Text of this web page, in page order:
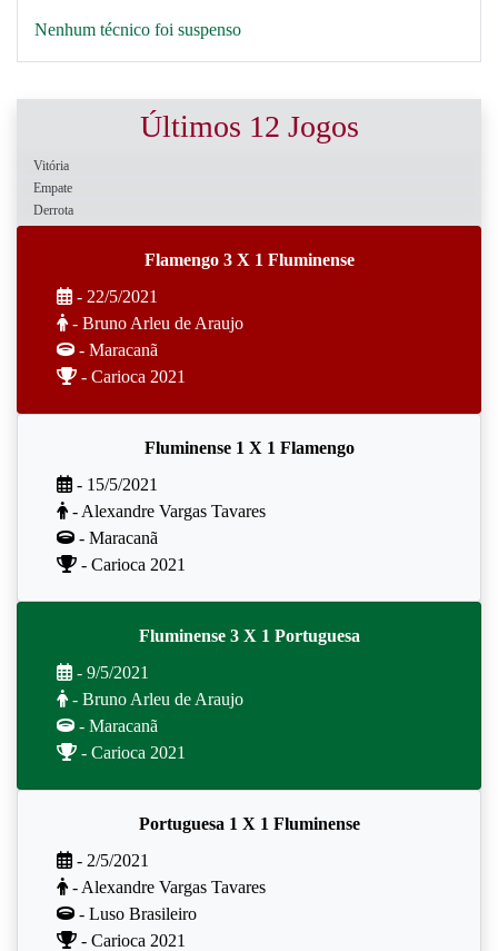
Nenhum técnico foi suspenso
Últimos 12 Jogos
Vitória
Empate
Derrota
Flamengo 3 X 1 Fluminense
- 22/5/2021
- Bruno Arleu de Araujo
- Maracanã
- Carioca 2021
Fluminense 1 X 1 Flamengo
- 15/5/2021
- Alexandre Vargas Tavares
- Maracanã
- Carioca 2021
Fluminense 3 X 1 Portuguesa
- 9/5/2021
- Bruno Arleu de Araujo
- Maracanã
- Carioca 2021
Portuguesa 1 X 1 Fluminense
- 2/5/2021
- Alexandre Vargas Tavares
- Luso Brasileiro
- Carioca 2021